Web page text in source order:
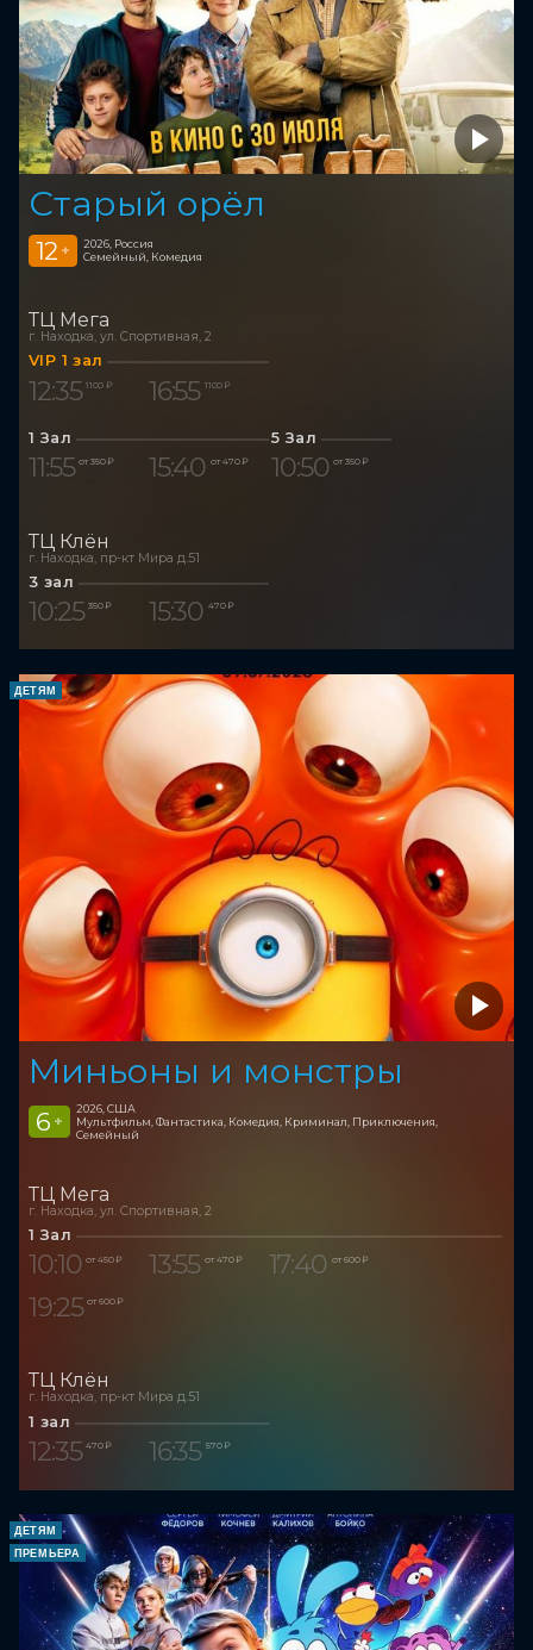
Старый орёл
12 +
2026, Россия
Семейный, Комедия
ТЦ Мега
г. Находка, ул. Спортивная, 2
VIP 1 зал
12:35 1 100 ₽ 16:55 1 100 ₽
1 Зал
11:55 от 350 ₽ 15:40 от 470 ₽
5 Зал
10:50 от 350 ₽
ТЦ Клён
г. Находка, пр-кт Мира д.51
3 зал
10:25 350 ₽ 15:30 470 ₽
ДЕТЯМ
Миньоны и монстры
6 +
2026, США
Мультфильм, Фантастика, Комедия, Криминал, Приключения,
Семейный
ТЦ Мега
г. Находка, ул. Спортивная, 2
1 Зал
10:10 от 450 ₽ 13:55 от 470 ₽ 17:40 от 600 ₽
19:25 от 600 ₽
ТЦ Клён
г. Находка, пр-кт Мира д.51
1 зал
12:35 470 ₽ 16:35 570 ₽
ДЕТЯМ
ПРЕМЬЕРА